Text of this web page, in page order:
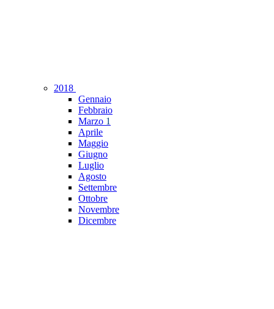
2018
Gennaio
Febbraio
Marzo 1
Aprile
Maggio
Giugno
Luglio
Agosto
Settembre
Ottobre
Novembre
Dicembre